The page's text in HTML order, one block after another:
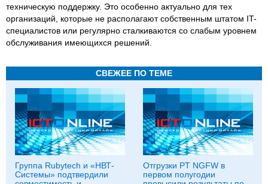
техническую поддержку. Это особенно актуально для тех
организаций, которые не располагают собственным штатом IT-
специалистов или регулярно сталкиваются со слабым уровнем
обслуживания имеющихся решений.
СВЕЖЕЕ ПО ТЕМЕ
Группа Rubytech и «НВТ-
Системы» подтвердили
Отгрузки PT NGFW в
первом полугодии